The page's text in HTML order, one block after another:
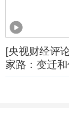
[央视财经评
家路：变迁